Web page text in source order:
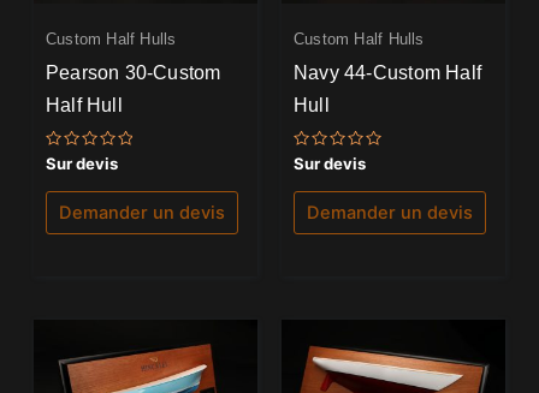
Custom Half Hulls
Pearson 30-Custom
Half Hull
Note
0
sur
Sur devis
Demander un devis
Custom Half Hulls
Navy 44-Custom Half
Hull
Note
0
sur
Sur devis
Demander un devis